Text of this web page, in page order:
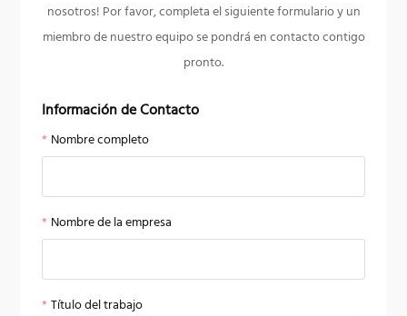
nosotros! Por favor, completa el siguiente formulario y un
miembro de nuestro equipo se pondrá en contacto contigo
pronto.
Información de Contacto
Nombre completo
Nombre de la empresa
Título del trabajo